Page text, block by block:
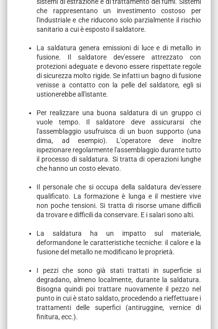
che rappresentano un investimento costoso per
l'industriale e che riducono solo parzialmente il rischio
sanitario a cui è esposto il saldatore.
La saldatura genera emissioni di luce e di metallo in
fusione. Il saldatore dev'essere attrezzato con
protezioni adeguate e devono essere rispettate regole
di sicurezza molto rigide. Se infatti un bagno di fusione
venisse a contatto con la pelle del saldatore, egli si
ustionerebbe all'istante.
Per realizzare una buona saldatura di un gruppo ci
vuole tempo. Il saldatore deve assicurarsi che
l'assemblaggio usufruisca di un buon supporto (una
dima, ad esempio). L'operatore deve inoltre
ispezionare regolarmente l'assemblaggio durante tutto
il processo di saldatura. Si tratta di operazioni lunghe
che hanno un costo elevato.
Il personale che si occupa della saldatura dev'essere
qualificato. La formazione è lunga e il mestiere vive
non poche tensioni. Si tratta di risorse umane difficili
da trovare e difficili da conservare. E i salari sono alti.
La saldatura ha un impatto sul materiale,
deformandone le caratteristiche tecniche: il calore e la
fusione del metallo ne modificano le proprietà.
I pezzi che sono già stati trattati in superficie si
degradano, almeno localmente, durante la saldatura.
Bisogna quindi poi trattare nuovamente il pezzo nel
punto in cui è stato saldato, procedendo a rieffettuare i
trattamenti delle superfici (antiruggine, vernice di
finitura, ecc.).